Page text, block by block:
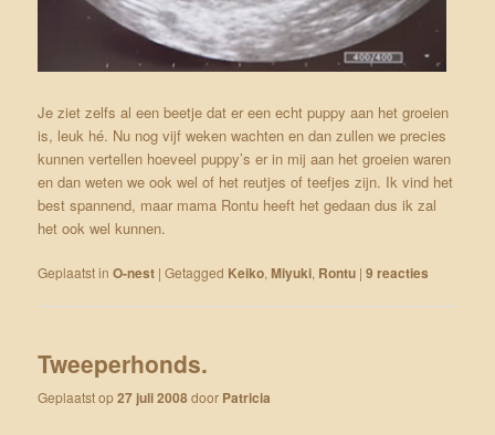
Je ziet zelfs al een beetje dat er een echt puppy aan het groeien
is, leuk hé. Nu nog vijf weken wachten en dan zullen we precies
kunnen vertellen hoeveel puppy’s er in mij aan het groeien waren
en dan weten we ook wel of het reutjes of teefjes zijn. Ik vind het
best spannend, maar mama Rontu heeft het gedaan dus ik zal
het ook wel kunnen.
Geplaatst in O-nest |Getagged Keiko,Miyuki, Rontu |9 reacties
Tweeperhonds.
Geplaatst op27 juli 2008door Patricia